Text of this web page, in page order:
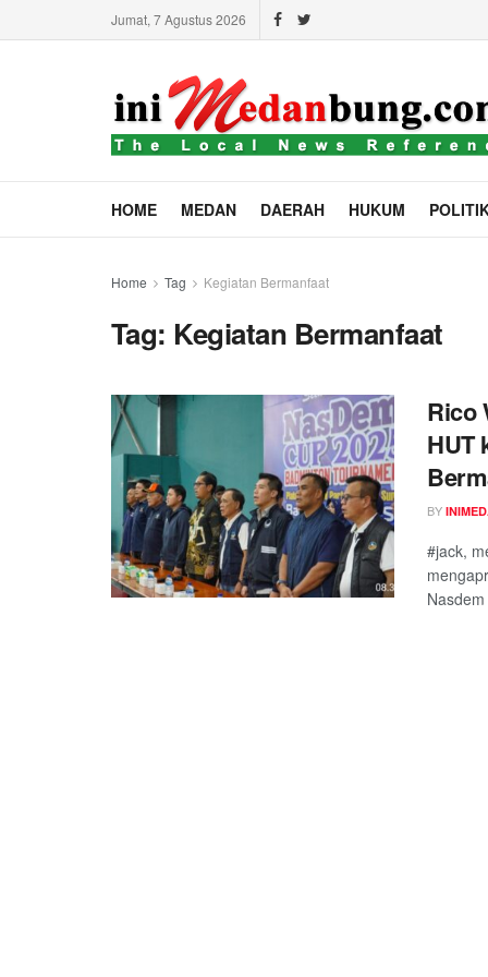
Jumat, 7 Agustus 2026
HOME MEDAN DAERAH HUKUM
Home Tag Kegiatan Bermanfaat
Tag: Kegiatan Bermanfaat
Rico
HUT
BY
#jack,